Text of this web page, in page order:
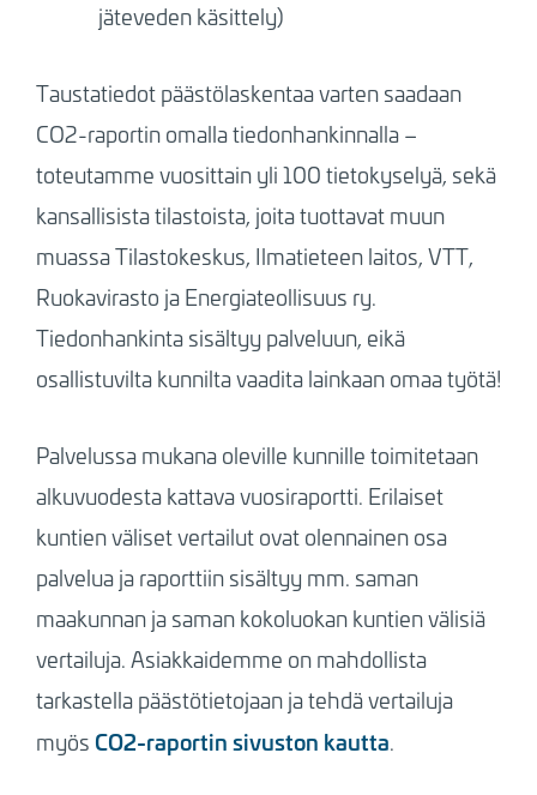
jäteveden käsittely)
Taustatiedot päästölaskentaa varten saadaan
CO2-raportin omalla tiedonhankinnalla –
toteutamme vuosittain yli 100 tietokyselyä, sekä
kansallisista tilastoista, joita tuottavat muun
muassa Tilastokeskus, Ilmatieteen laitos, VTT,
Ruokavirasto ja Energiateollisuus ry.
Tiedonhankinta sisältyy palveluun, eikä
osallistuvilta kunnilta vaadita lainkaan omaa työtä!
Palvelussa mukana oleville kunnille toimitetaan
alkuvuodesta kattava vuosiraportti. Erilaiset
kuntien väliset vertailut ovat olennainen osa
palvelua ja raporttiin sisältyy mm. saman
maakunnan ja saman kokoluokan kuntien välisiä
vertailuja. Asiakkaidemme on mahdollista
tarkastella päästötietojaan ja tehdä vertailuja
myös CO2-raportin sivuston kautta.